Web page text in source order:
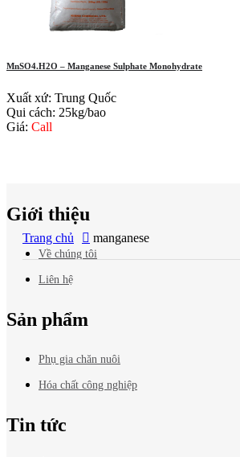
MnSO4.H2O – Manganese Sulphate Monohydrate
Xuất xứ: Trung Quốc
Qui cách: 25kg/bao
Giá: Call
Trang chủ manganese
Giới thiệu
Về chúng tôi
Liên hệ
Sản phẩm
Phụ gia chăn nuôi
Hóa chất công nghiệp
Tin tức